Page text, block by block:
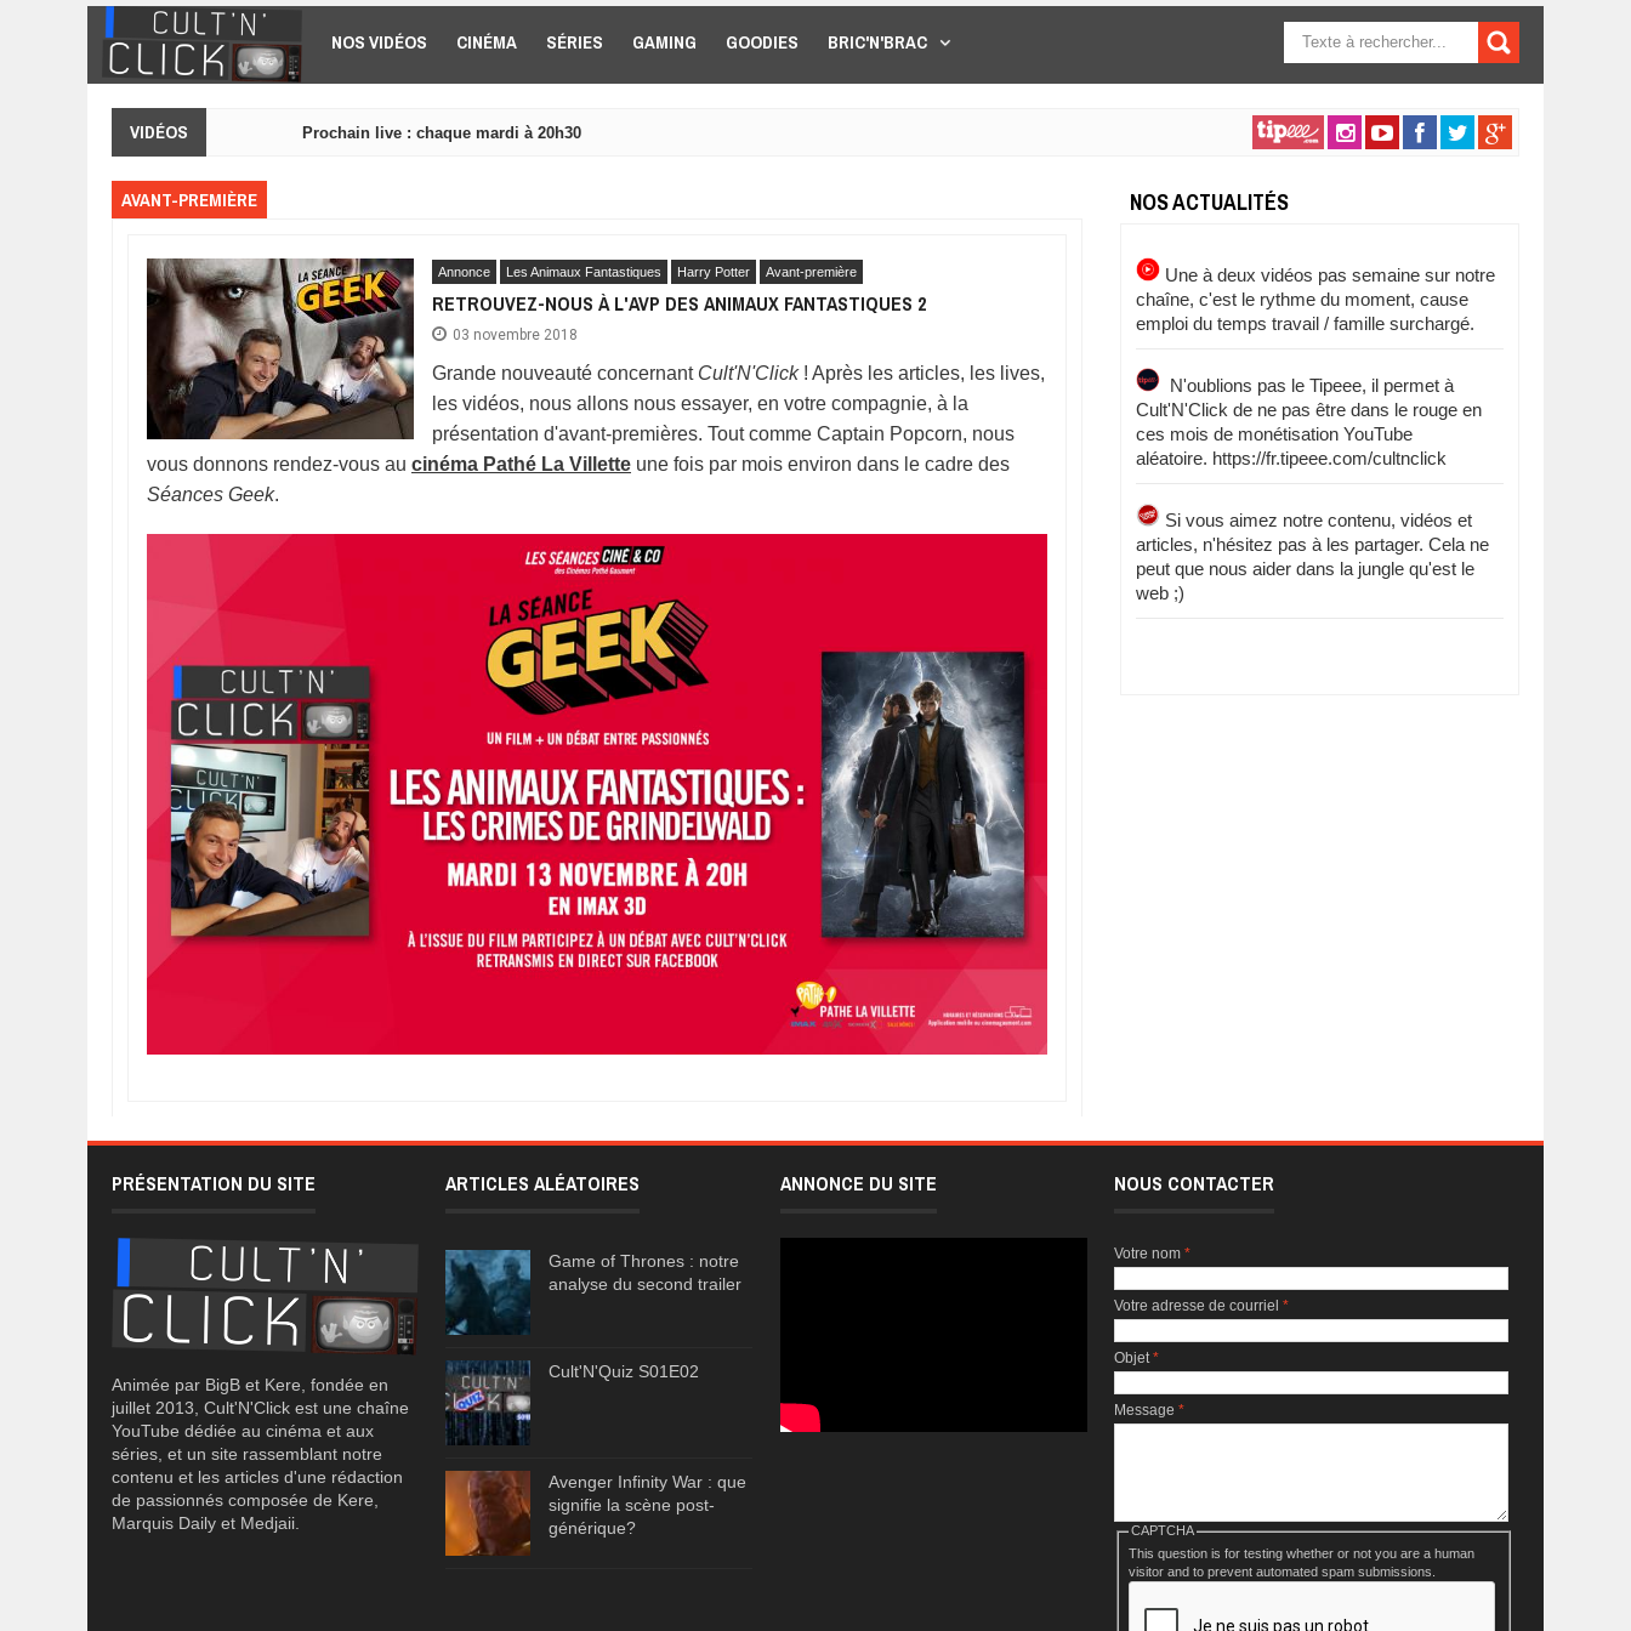
Aller au contenu principal
NOS VIDÉOS CINÉMA SÉRIES GAMING GOODIES BRIC'N'BRAC
FORMULAIRE DE
RECHERCHE
VIDÉOS Prochain live : chaque mardi à 20h30
AVANT-PREMIÈRE
Annonce Les Animaux Fantastiques Harry Potter Avant-première
RETROUVEZ-NOUS À L'AVP DES ANIMAUX FANTASTIQUES 2
03 novembre 2018
Grande nouveauté concernant Cult'N'Click! Après les articles, les lives,
les vidéos, nous allons nous essayer, en votre compagnie, à la
présentation d'avant-premières. Tout comme Captain Popcorn, nous
vous donnons rendez-vous au cinéma Pathé La Villette une fois par mois environ dans le cadre des
Séances Geek.
NOS ACTUALITÉS
Une à deux vidéos pas semaine sur notre
chaîne, c'est le rythme du moment, cause
emploi du temps travail / famille surchargé.
N'oublions pas le Tipeee, il permet à
Cult'N'Click de ne pas être dans le rouge en
ces mois de monétisation YouTube
aléatoire. https://fr.tipeee.com/cultnclick
Si vous aimez notre contenu, vidéos et
articles, n'hésitez pas à les partager. Cela ne
peut que nous aider dans la jungle qu'est le
web ;)
PRÉSENTATION DU SITE
Animée par BigB et Kere, fondée en
juillet 2013, Cult'N'Click est une chaîne
YouTube dédiée au cinéma et aux
séries, et un site rassemblant notre
contenu et les articles d'une rédaction
de passionnés composée de Kere,
Marquis Daily et Medjaii.
ARTICLES ALÉATOIRES
Game of Thrones : notre
analyse du second trailer
Cult'N'Quiz S01E02
Avenger Infinity War : que
signifie la scène post-
générique?
ANNONCE DU SITE NOUS CONTACTER
Votre nom*
Votre adresse de courriel*
Objet*
Message*
CAPTCHA
This question is for testing whether or not you are a human
visitor and to prevent automated spam submissions.